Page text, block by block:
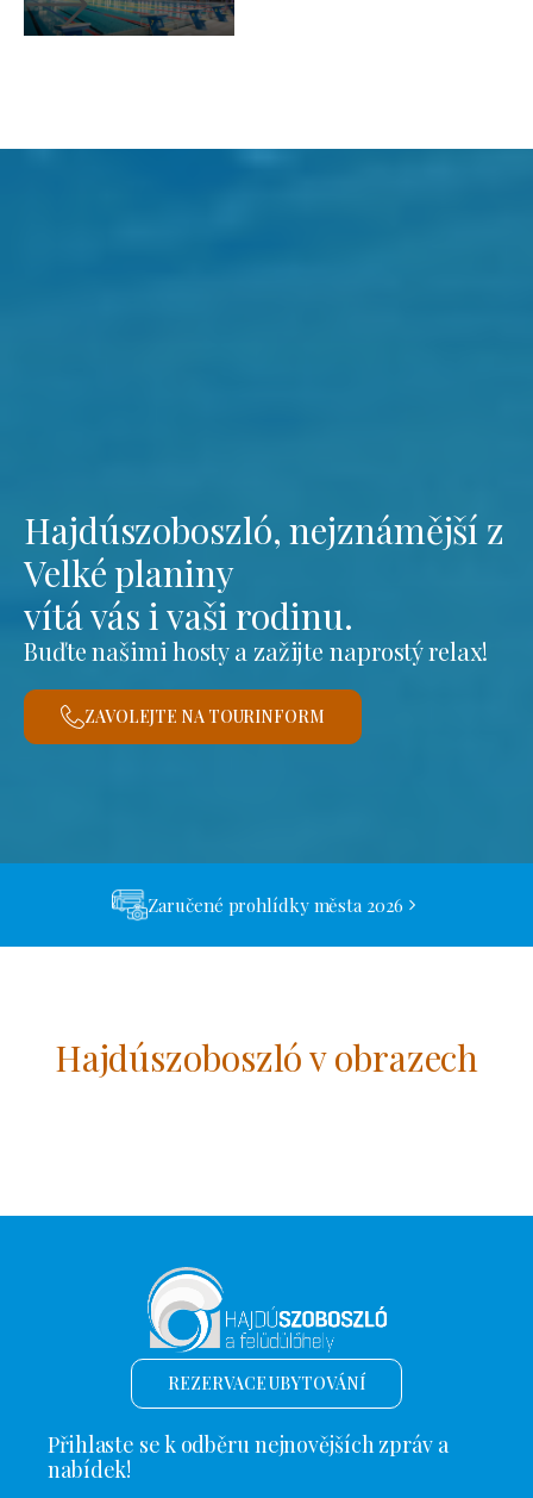
Hajdúszoboszló, nejznámější z
Velké planiny
vítá vás i vaši rodinu.
Buďte našimi hosty a zažijte naprostý relax!
ZAVOLEJTE NA TOURINFORM
Zaručené prohlídky města 2026
Hajdúszoboszló v obrazech
REZERVACE UBYTOVÁNÍ
Přihlaste se k odběru nejnovějších zpráv a
nabídek!